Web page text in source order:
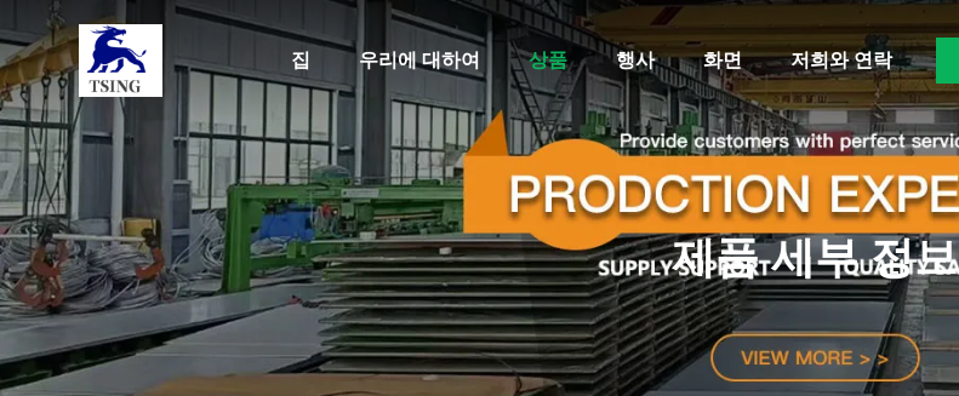
집 우리에 대하여 상품 행사 화면 저희와 연락
제품 세부 정보